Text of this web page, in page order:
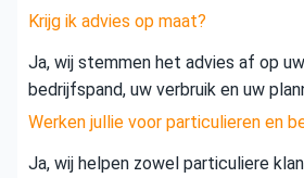
Krijg ik advies op maat?
Ja, wij stemmen het advies af op
bedrijfspand, uw verbruik en uw
Werken jullie voor particulieren en
Ja, wij helpen zowel particuliere